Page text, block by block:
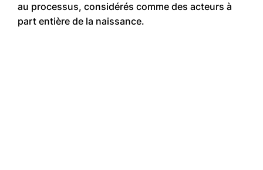
au processus, considérés comme des acteurs à
part entière de la naissance.